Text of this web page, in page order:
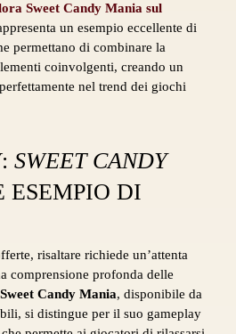
Sweet Candy Mania sul
un esempio eccellente di
permettano di combinare la
coinvolgenti, creando un
nel trend dei giochi
SWEET CANDY
ESEMPIO DI
risaltare richiede un’attenta
comprensione profonda delle
Sweet Candy Mania, disponibile da
si distingue per il suo gameplay